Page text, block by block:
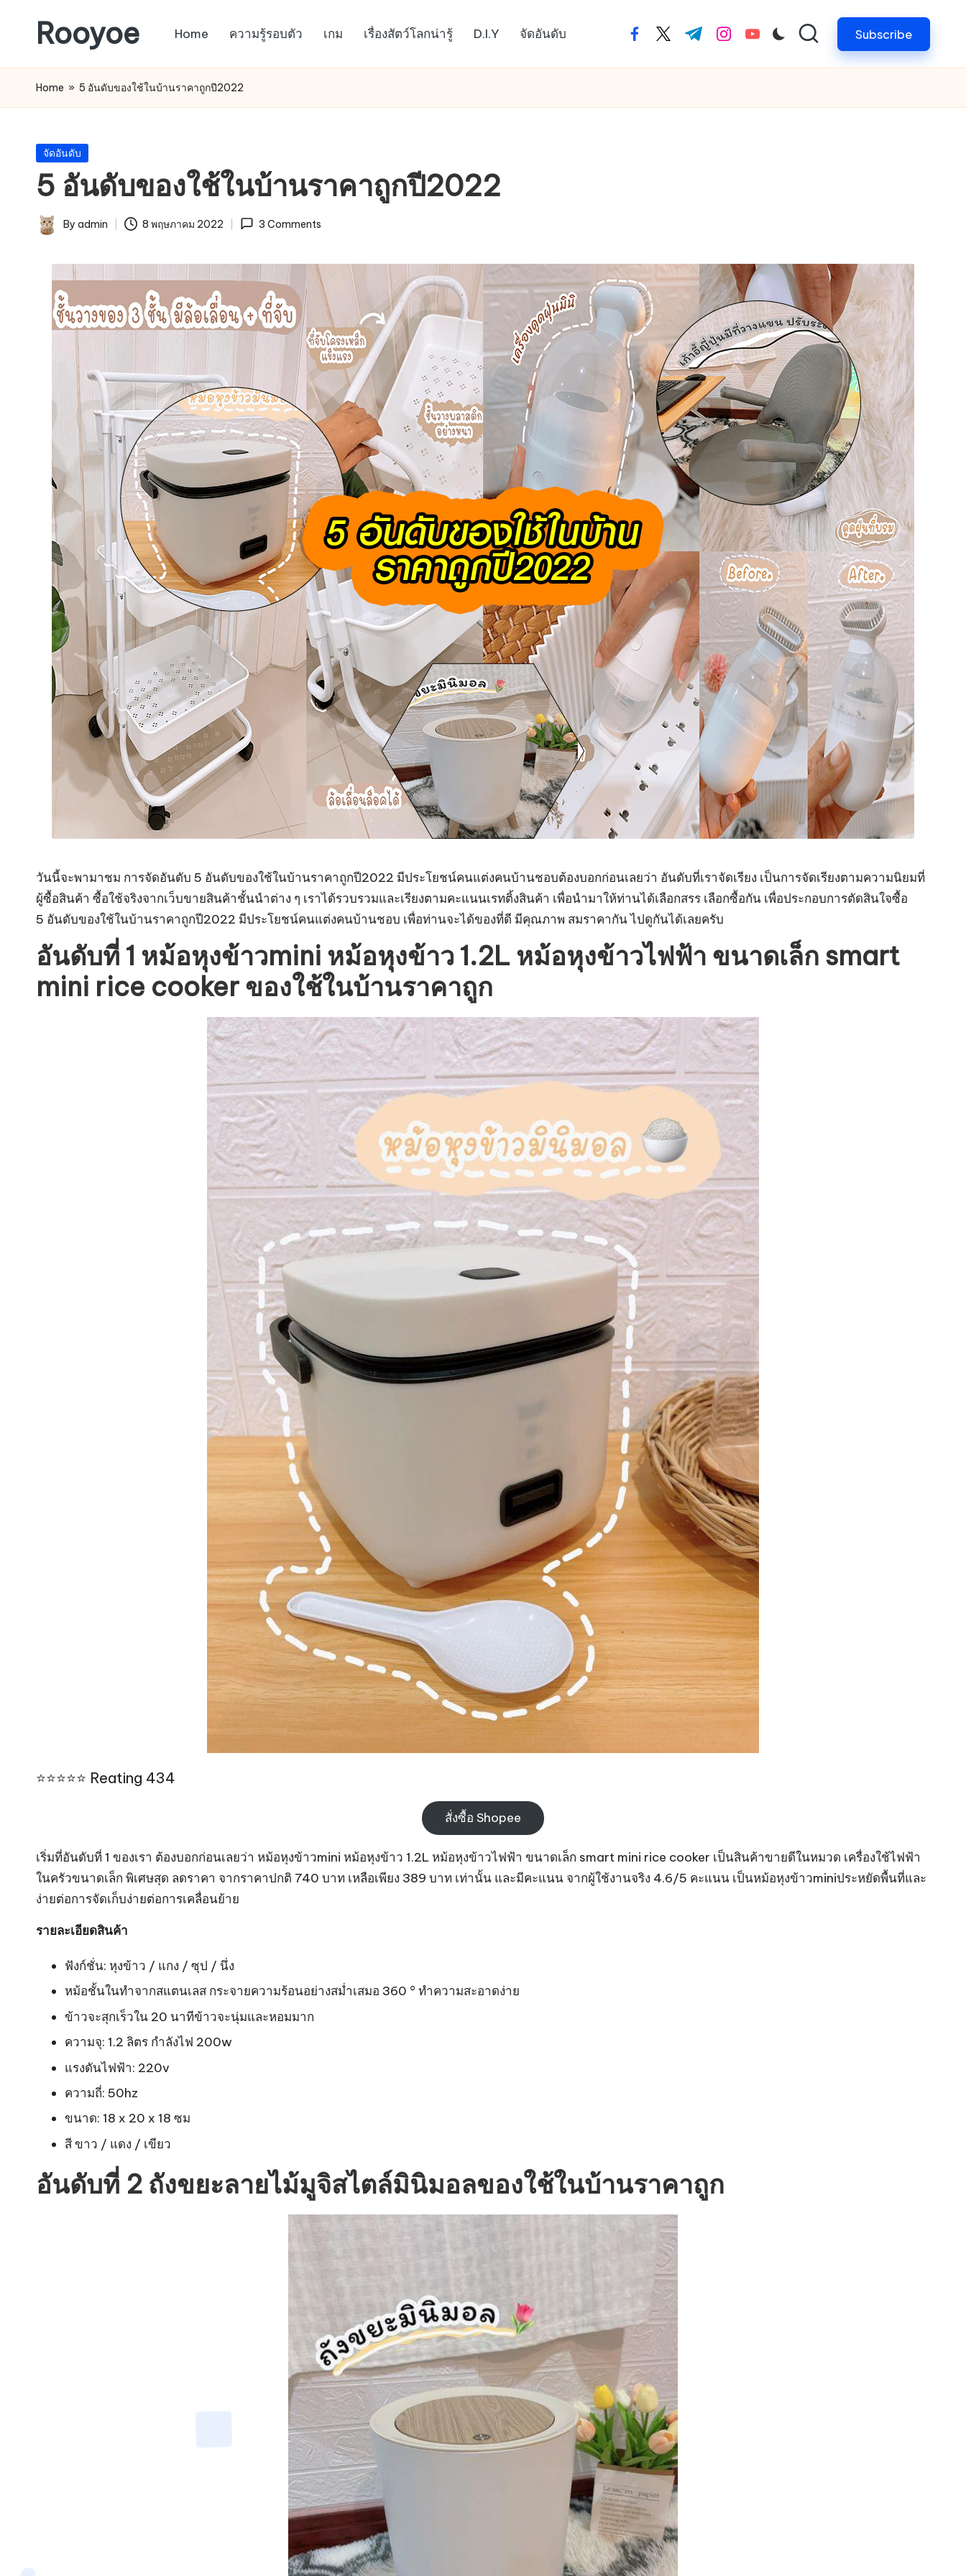
content
Rooyoe Home ความรู้รอบตัว เกม เรื่องสัตว์โลกน่ารู้ D.I.Y จัดอันดับ facebook.com
twitter.com
t.me instagram.com
youtube.com Subscribe
Home » 5 อันดับของใช้ในบ้านราคาถูกปี2022
Posted
จัดอันดับ
5 อันดับของใช้ในบ้านราคาถูกปี2022
Posted
By admin 8 พฤษภาคม 2022 3 Comments
วันนี้จะพามาชม การจัดอันดับ 5 อันดับของใช้ในบ้านราคาถูกปี2022 มีประโยชน์คนแต่งคนบ้านชอบต้องบอกก่อนเลยว่า อันดับที่เราจัดเรียง เป็นการจัดเรียงตามความนิยมที่
ผู้ซื้อสินค้า ซื้อใช้จริงจากเว็บขายสินค้าชั้นนำต่าง ๆ เราได้รวบรวมและเรียงตามคะแนนเรทติ้งสินค้า เพื่อนำมาให้ท่านได้เลือกสรร เลือกซื้อกัน เพื่อประกอบการตัดสินใจซื้อ
5 อันดับของใช้ในบ้านราคาถูกปี2022 มีประโยชน์คนแต่งคนบ้านชอบ เพื่อท่านจะได้ของที่ดี มีคุณภาพ สมราคากัน ไปดูกันได้เลยครับ
อันดับที่ 1 หม้อหุงข้าวmini หม้อหุงข้าว 1.2L หม้อหุงข้าวไฟฟ้า ขนาดเล็ก smart
mini rice cookerของใช้ในบ้านราคาถูก
⭐⭐⭐⭐⭐ Reating 434
สั่งซื้อ Shopee
เริ่มที่อันดับที่ 1 ของเรา ต้องบอกก่อนเลยว่า หม้อหุงข้าวmini หม้อหุงข้าว 1.2L หม้อหุงข้าวไฟฟ้า ขนาดเล็ก smart mini rice cooker เป็นสินค้าขายดีในหมวด เครื่องใช้ไฟฟ้า
ในครัวขนาดเล็ก พิเศษสุด ลดราคา จากราคาปกติ 740 บาท เหลือเพียง 389 บาท เท่านั้น และมีคะแนน จากผู้ใช้งานจริง 4.6/5 คะแนน เป็นหม้อหุงข้าวminiประหยัดพื้นที่และ
ง่ายต่อการจัดเก็บง่ายต่อการเคลื่อนย้าย
รายละเอียดสินค้า
ฟังก์ชั่น: หุงข้าว / แกง / ซุป / นึ่ง
หม้อชั้นในทำจากสแตนเลส กระจายความร้อนอย่างสม่ำเสมอ 360 ° ทำความสะอาดง่าย
ข้าวจะสุกเร็วใน 20 นาทีข้าวจะนุ่มและหอมมาก
ความจุ: 1.2 ลิตร กำลังไฟ 200w
แรงดันไฟฟ้า: 220v
ความถี่: 50hz
ขนาด: 18 x 20 x 18 ซม
สี ขาว / แดง / เขียว
อันดับที่ 2 ถังขยะลายไม้มูจิสไตล์มินิมอลของใช้ในบ้านราคาถูก